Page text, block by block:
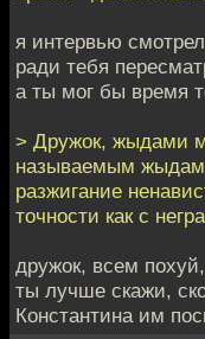
я интервью
ради тебя
а ты мог бы время
> Дружок, жыдами
называемым
разжигание
точности как с
дружок, всем
ты лучше скажи,
Константина им